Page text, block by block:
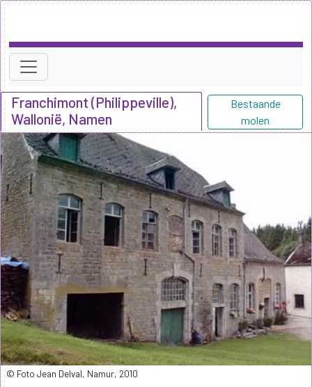
Franchimont (Philippeville),
Wallonië, Namen
Bestaande
molen
© Foto Jean Delval, Namur, 2010